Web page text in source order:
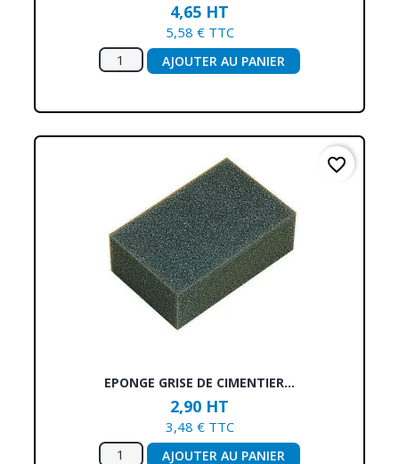
4,65 HT
5,58 € TTC
AJOUTER AU PANIER
EPONGE GRISE DE CIMENTIER...
2,90 HT
3,48 € TTC
AJOUTER AU PANIER
favorite_border